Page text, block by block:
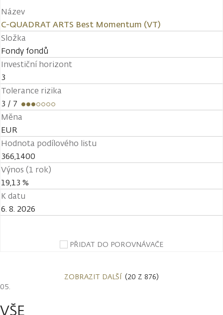
Název
C-QUADRAT ARTS Best Momentum (VT)
Složka
Fondy fondů
Investiční horizont
3
Tolerance rizika
3 / 7
Měna
EUR
Hodnota podílového listu
366,1400
Výnos (1 rok)
19,13 %
K datu
6. 8. 2026
PŘIDAT DO POROVNÁVAČE
ZOBRAZIT DALŠÍ (20 Z 876)
VŠE